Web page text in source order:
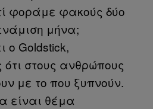
φοράμε φακούς δύο
μήνα;
ο Goldstick,
στους ανθρώπους
με το που ξυπνούν.
είναι θέμα